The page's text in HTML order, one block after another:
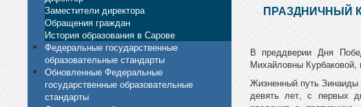
Заместители директора
Обращения граждан
История образования в Сарове
Федеральные государственные
образовательные стандарты
Обновленные Федеральные
государственные образовательные
стандарты
ПРАЗДНИЧНЫЙ
В преддверии Дня
Михайловны Курбаковой,
Жизненный путь Зинаиды
девять лет, с первых